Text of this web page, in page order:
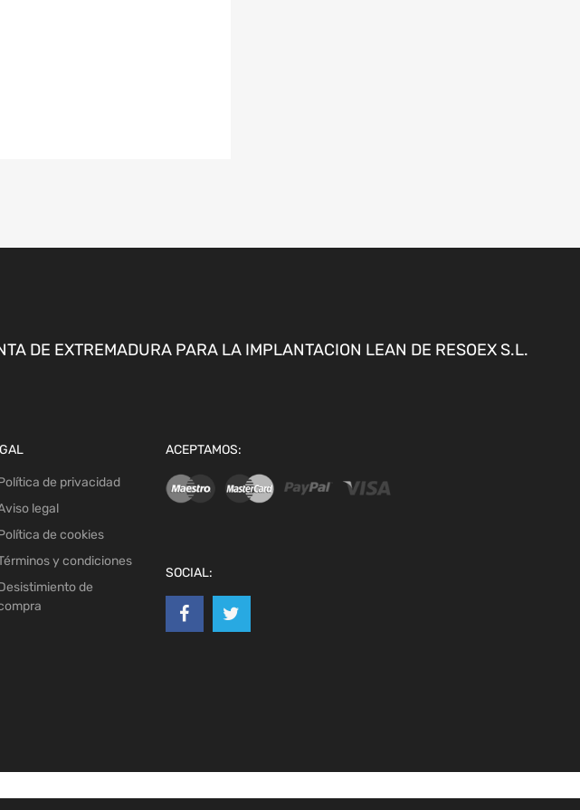
DE EXTREMADURA PARA LA IMPLANTACION LEAN DE RESOEX S.L.
de privacidad
legal
de cookies
y condiciones
de
ACEPTAMOS:
SOCIAL: